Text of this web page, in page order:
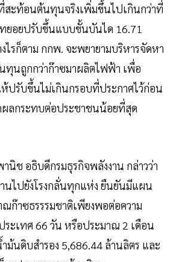
สะท้อนต้นทุนจริงเพิ่มขึ้นไปเกินกว่าที่
ยอยปรับขึ้นแบบขั้นบันได 16.71
ไรก็ตาม กกพ. จะพยายามบริหารจัดหา
ทุนถูกกว่าก๊าซมาผลิตไฟฟ้า เพื่อ
ปรับขึ้นไม่เกินกรอบที่ประกาศไว้ก่อน
ลกระทบต่อประชาชนน้อยที่สุด
นิช อธิบดีกรมธุรกิจพลังงาน กล่าวว่า
นไปยังโรงกลั่นทุกแห่ง ยืนยันมีแผน
ก๊าซธรรรมชาติเพียงพอต่อความ
ระเทศ 66 วัน หรือประมาณ 2 เดือน
นดิบสำรอง 5,686.44 ล้านลิตร และ